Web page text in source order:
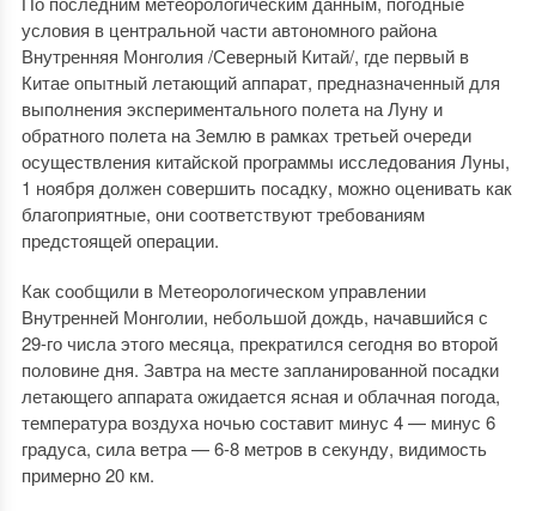
условия в центральной части автономного района
Внутренняя Монголия /Северный Китай/, где первый в
Китае опытный летающий аппарат, предназначенный для
выполнения экспериментального полета на Луну и
обратного полета на Землю в рамках третьей очереди
осуществления китайской программы исследования Луны,
1 ноября должен совершить посадку, можно оценивать как
благоприятные, они соответствуют требованиям
предстоящей операции.
Как сообщили в Метеорологическом управлении
Внутренней Монголии, небольшой дождь, начавшийся с
29-го числа этого месяца, прекратился сегодня во второй
половине дня. Завтра на месте запланированной посадки
летающего аппарата ожидается ясная и облачная погода,
температура воздуха ночью составит минус 4 — минус 6
градуса, сила ветра — 6-8 метров в секунду, видимость
примерно 20 км.